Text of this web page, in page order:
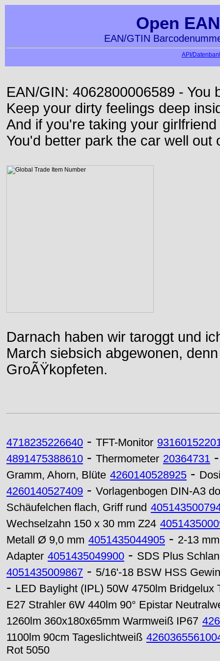
Open
EAN/GTIN
API/
EAN/GIN: 4062800006589 - You
Keep your dirty feelings deep
And if you're taking your
You'd better park the car well out
Darnach haben wir taroggt und
March siebsich abgewonen,
GroÃŸkopfeten.
4718235226640 - TFT-Monitor
4891475388610 - Thermometer 20364731
Gramm, Ahorn, Blüte 4260140528925 -
4260140527409 - Vorlagenbogen DIN-A3
Schäufelchen flach, Griff rund
Wechselzahn 150 x 30 mm Z24
Metall Ø 9,0 mm 4051435044905 - 2-13
Adapter 4051435049900 - SDS Plus
4051435009867 - 5/16'-18 BSW HSS
- LED Baylight (IPL) 50W 4750lm Bridgelux
E27 Strahler 6W 440lm 90° Epistar
1260lm 360x180x65mm Warmweiß IP67
1100lm 90cm Tageslichtweiß
Rot 5050